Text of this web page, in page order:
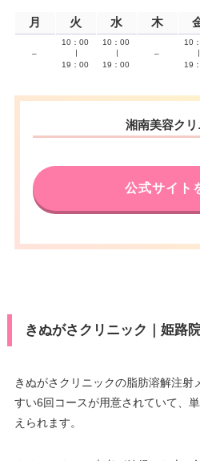
月 火 水 木
–
10：00
19：00
10：00
19：00
–
10
19
湘南美容クリ
公式サイト
きぬがさクリニック｜姫路
きぬがさクリニックの脂肪溶解注射
すい6回コースが用意されていて、
えられます。